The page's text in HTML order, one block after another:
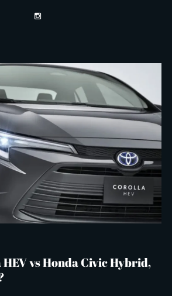
vs Honda Civic Hybrid,